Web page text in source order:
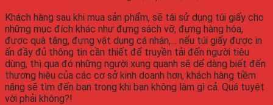
Khách hàng sau khi mua sản phẩm, sẽ tái sử dụng túi giấy cho
những mục đích khác như đựng sách vỡ, đựng hàng hóa,
được quà tặng, đựng vật dụng cá nhân,… nếu túi giấy được in
ấn đầy đủ thông tin cần thiết để truyền tải đến người tiêu
dùng, thì qua đó những người xung quanh sẽ dể dàng biết đến
thương hiệu của các cơ sở kinh doanh hơn, khách hàng tiềm
năng sẽ tìm đến bạn trong khi bạn không làm gì cả. Quá tuyệt
vời phải không?!